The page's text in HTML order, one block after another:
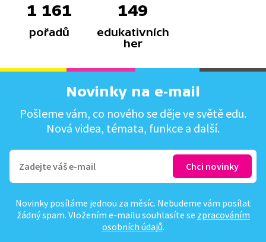
1 161
pořadů
149
edukativních
her
Novinky na e-mail
Pošleme vám, co nového se děje ve světě edu.
Nová videa, témata, funkce a další.
Novinky posíláme jednou za měsíc. Nebudeme vám posílat
žádný spam. Vložením e-mailu souhlasíte se zpracováním
osobních údajů.